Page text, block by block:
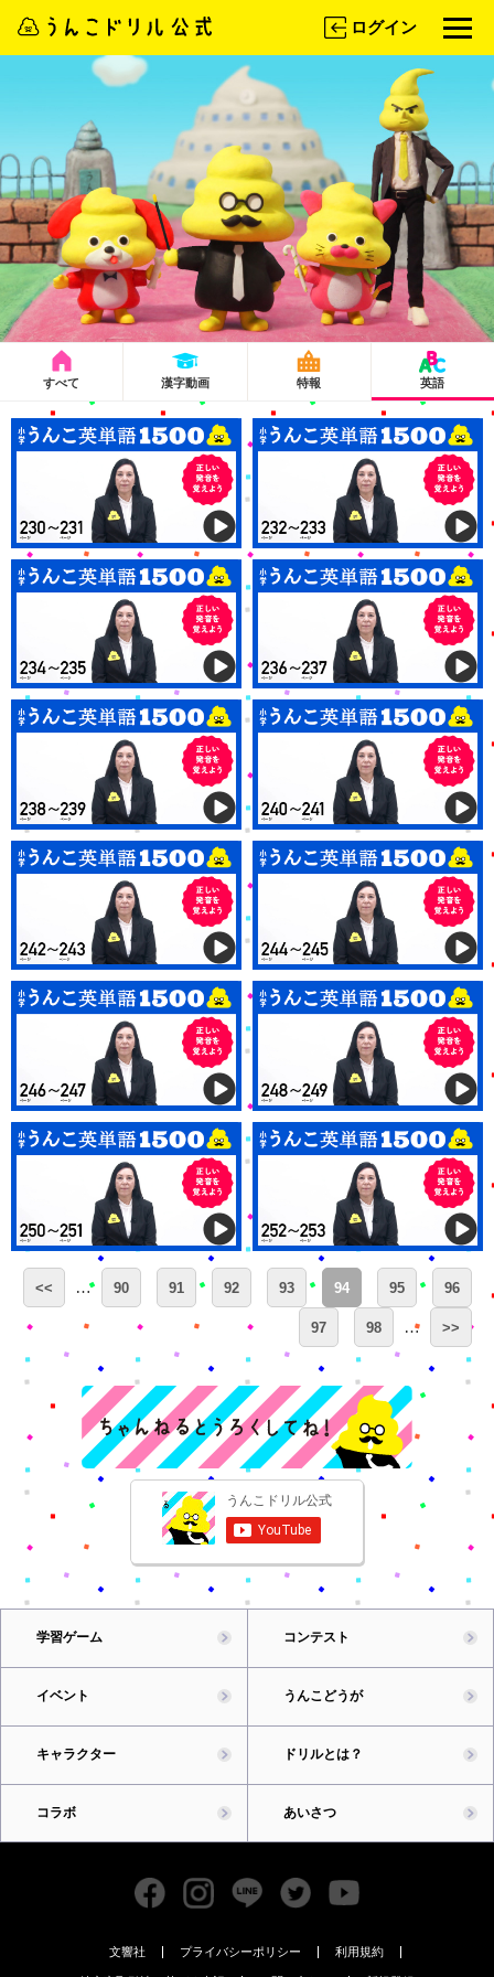
ログイン
すべて 漢字動画 特報 英語
<< … 90 91 92 93 94 95 96
97 98 … >>
学習ゲーム コンテスト
イベント うんこどうが
キャラクター ドリルとは？
コラボ あいさつ
文響社 プライバシーポリシー 利用規約